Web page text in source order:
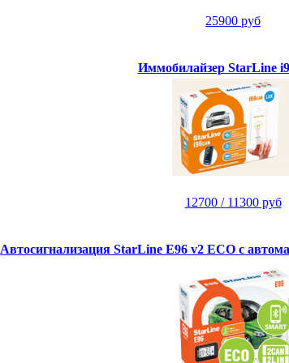
25900 руб
Иммобилайзер StarLine
12700 / 11300 руб
Автосигнализация StarLine E96 v2 ECO с